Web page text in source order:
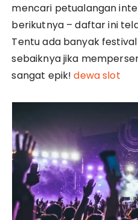
mencari petualangan
berikutnya – daftar ini
Tentu ada banyak
sebaiknya jika
sangat epik!dewa slot